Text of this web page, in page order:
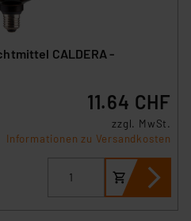
CALDERA -
11.64 CHF
zzgl. MwSt.
Informationen zu Versandkosten